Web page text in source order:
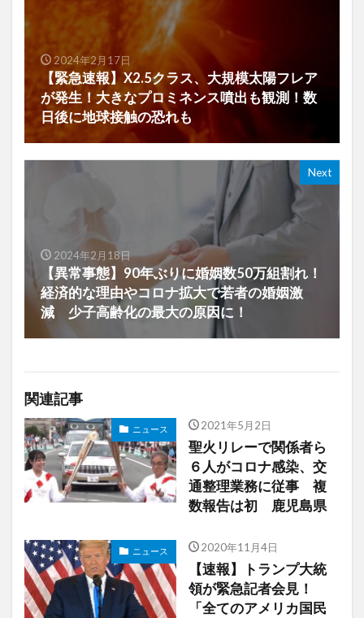
2024年2月17日
【緊急速報】X2.5クラス、大規模太陽フレア
が発生！大きなプロミネンス噴出も観測！数
日後に地球接触の恐れも
Next
2024年2月18日
【異常事態】90年ぶりに婚姻数50万組割れ！
経済的な理由やコロナ拡大で若者の婚姻激
減 少子高齢化の最大の原因に！
関連記事
ニュース 2021年5月2日
聖火リレーで関係者ら
６人がコロナ感染、交
通整理業務に従事 複
数報告は初 鹿児島県
ニュース 2020年11月4日
【速報】トランプ大統
領が緊急記者会見！
「全てのアメリカ国民